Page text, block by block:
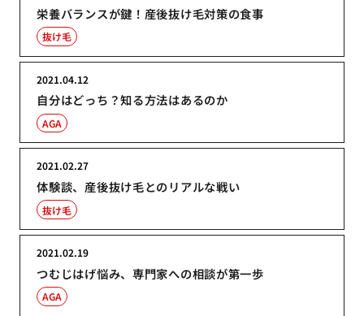
栄養バランスが鍵！産後抜け毛対策の食事
抜け毛
自分はどっち？知る方法はあるのか
2021.04.12
AGA
体験談、産後抜け毛とのリアルな戦い
2021.02.27
抜け毛
つむじはげ悩み、専門家への相談が第一歩
2021.02.19
AGA